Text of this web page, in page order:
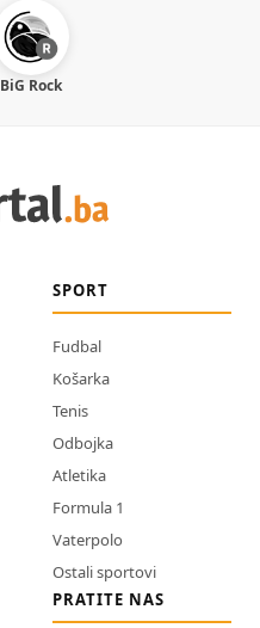
BiG Rock
SPORT
Fudbal
Košarka
Tenis
Odbojka
Atletika
Formula 1
Vaterpolo
Ostali sportovi
PRATITE NAS